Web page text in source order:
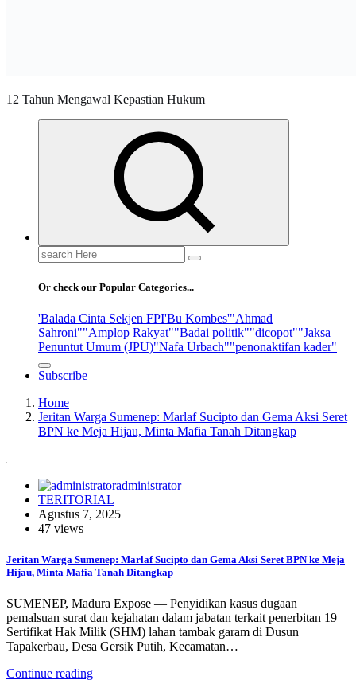
12 Tahun Mengawal Kepastian Hukum
Search
for:
Or check our Popular Categories...
'Balada Cinta Sekjen FPI'Bu Kombes'"Ahmad
Sahroni""Amplop Rakyat""Badai politik""dicopot""Jaksa
Penuntut Umum (JPU)"Nafa Urbach""penonaktifan kader"
Subscribe
Home
Jeritan Warga Sumenep: Marlaf Sucipto dan Gema Aksi Seret
BPN ke Meja Hijau, Minta Mafia Tanah Ditangkap
administrator
TERITORIAL
Agustus 7, 2025
47 views
Jeritan Warga Sumenep: Marlaf Sucipto dan Gema Aksi Seret BPN ke Meja
Hijau, Minta Mafia Tanah Ditangkap
SUMENEP, Madura Expose — Penyidikan kasus dugaan
pemalsuan surat dan kejahatan dalam jabatan terkait penerbitan 19
Sertifikat Hak Milik (SHM) lahan tambak garam di Dusun
Tapakerbau, Desa Gersik Putih, Kecamatan…
Continue reading